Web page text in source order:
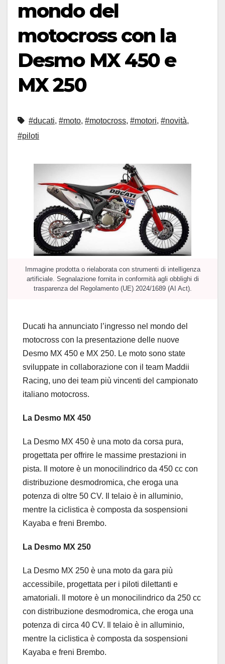
mondo del
motocross con la
Desmo MX 450 e
MX 250
#ducati, #moto, #motocross, #motori, #novità,
#piloti
Immagine prodotta o rielaborata con strumenti di intelligenza
artificiale. Segnalazione fornita in conformità agli obblighi di
trasparenza del Regolamento (UE) 2024/1689 (AI Act).
Ducati ha annunciato l’ingresso nel mondo del
motocross con la presentazione delle nuove
Desmo MX 450 e MX 250. Le moto sono state
sviluppate in collaborazione con il team Maddii
Racing, uno dei team più vincenti del campionato
italiano motocross.
La Desmo MX 450
La Desmo MX 450 è una moto da corsa pura,
progettata per offrire le massime prestazioni in
pista. Il motore è un monocilindrico da 450 cc con
distribuzione desmodromica, che eroga una
potenza di oltre 50 CV. Il telaio è in alluminio,
mentre la ciclistica è composta da sospensioni
Kayaba e freni Brembo.
La Desmo MX 250
La Desmo MX 250 è una moto da gara più
accessibile, progettata per i piloti dilettanti e
amatoriali. Il motore è un monocilindrico da 250 cc
con distribuzione desmodromica, che eroga una
potenza di circa 40 CV. Il telaio è in alluminio,
mentre la ciclistica è composta da sospensioni
Kayaba e freni Brembo.